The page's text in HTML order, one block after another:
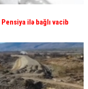
Pensiya ilə bağlı vacib